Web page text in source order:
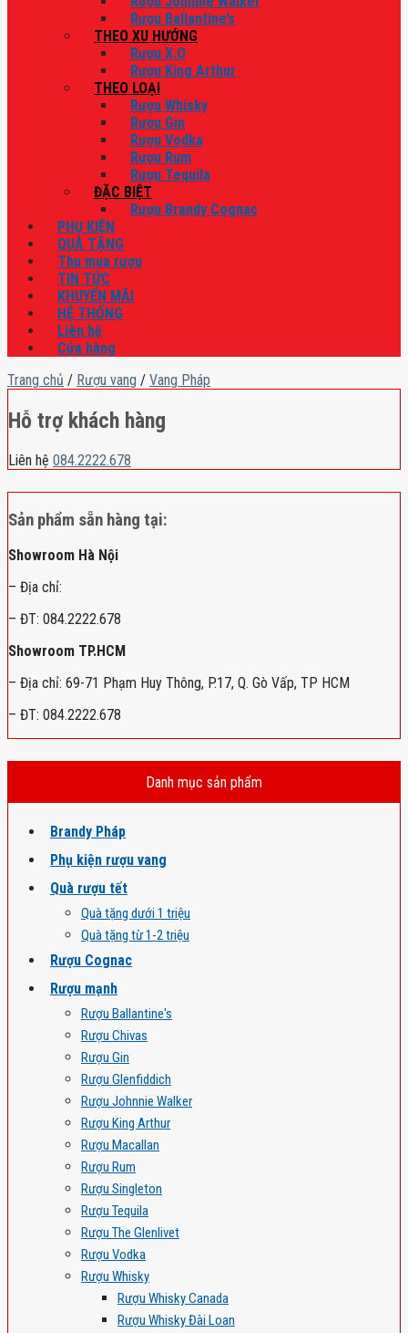
Rượu Ballantine’s
THEO XU HƯỚNG
Rượu X.O
Rượu King Arthur
THEO LOẠI
Rượu Whisky
Rượu Gin
Rượu Vodka
Rượu Rum
Rượu Tequila
ĐẶC BIỆT
Rượu Brandy Cognac
PHỤ KIỆN
QUÀ TẶNG
Thu mua rượu
TIN TỨC
KHUYẾN MÃI
HỆ THỐNG
Liên hệ
Cửa hàng
Trang chủ / Rượu vang / Vang Pháp
Hỗ trợ khách hàng
Liên hệ 084.2222.678
Sản phẩm sẵn hàng tại:
Showroom Hà Nội
– Địa chỉ:
– ĐT: 084.2222.678
Showroom TP.HCM
– Địa chỉ: 69-71 Phạm Huy Thông, P.17, Q. Gò Vấp, TP HCM
– ĐT: 084.2222.678
Danh mục sản phẩm
Brandy Pháp
Phụ kiện rượu vang
Quà rượu tết
Quà tặng dưới 1 triệu
Quà tặng từ 1-2 triệu
Rượu Cognac
Rượu mạnh
Rượu Ballantine's
Rượu Chivas
Rượu Gin
Rượu Glenfiddich
Rượu Johnnie Walker
Rượu King Arthur
Rượu Macallan
Rượu Rum
Rượu Singleton
Rượu Tequila
Rượu The Glenlivet
Rượu Vodka
Rượu Whisky
Rượu Whisky Canada
Rượu Whisky Đài Loan